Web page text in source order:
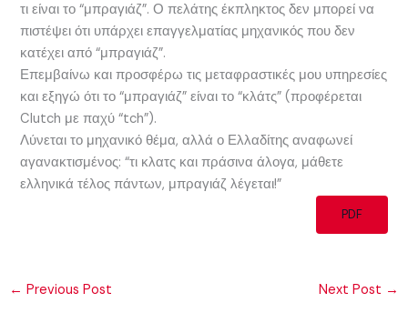
τι είναι το “μπραγιάζ”. Ο πελάτης έκπληκτος δεν μπορεί να
πιστέψει ότι υπάρχει επαγγελματίας μηχανικός που δεν
κατέχει από “μπραγιάζ”.
Επεμβαίνω και προσφέρω τις μεταφραστικές μου υπηρεσίες
και εξηγώ ότι το “μπραγιάζ” είναι το “κλάτς” (προφέρεται
Clutch με παχύ “tch”).
Λύνεται το μηχανικό θέμα, αλλά ο Ελλαδίτης αναφωνεί
αγανακτισμένος: “τι κλατς και πράσινα άλογα, μάθετε
ελληνικά τέλος πάντων, μπραγιάζ λέγεται!”
PDF
← Previous Post Next Post →